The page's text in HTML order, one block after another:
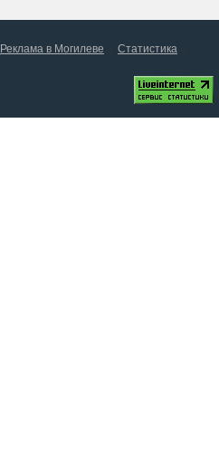
Реклама в Могилеве
Статистика